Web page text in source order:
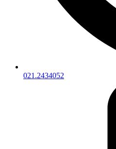
021.2434052